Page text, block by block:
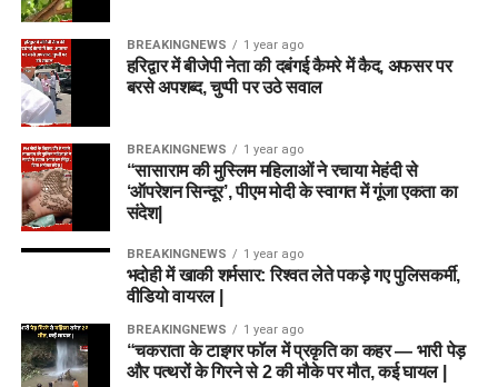
BREAKINGNEWS 1 year ago
हरिद्वार में बीजेपी नेता की दबंगई कैमरे में कैद, अफसर पर
बरसे अपशब्द, चुप्पी पर उठे सवाल
BREAKINGNEWS 1 year ago
“सासाराम की मुस्लिम महिलाओं ने रचाया मेहंदी से
‘ऑपरेशन सिन्दूर’, पीएम मोदी के स्वागत में गूंजा एकता का
संदेश|
BREAKINGNEWS 1 year ago
भदोही में खाकी शर्मसार: रिश्वत लेते पकड़े गए पुलिसकर्मी,
वीडियो वायरल |
BREAKINGNEWS 1 year ago
“चकराता के टाइगर फॉल में प्रकृति का कहर — भारी पेड़
और पत्थरों के गिरने से 2 की मौके पर मौत, कई घायल |